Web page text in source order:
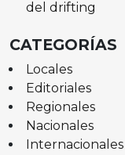
del drifting
CATEGORÍAS
Locales
Editoriales
Regionales
Nacionales
Internacionales